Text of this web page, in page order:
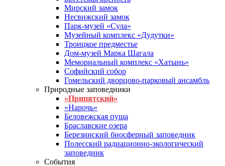
Мирский замок
Несвижский замок
Парк-музей «Сула»
Музейный комплекс «Дудутки»
Троицкое предместье
Дом-музей Марка Шагала
Мемориальный комплекс «Хатынь»
Софийский собор
Гомельский дворцово-парковый ансамбль
Природные заповедники
«Припятский»
«Нарочь»
Беловежская пуща
Браславские озера
Березинский биосферный заповедник
Полесский радиационно-экологический
заповедник
События